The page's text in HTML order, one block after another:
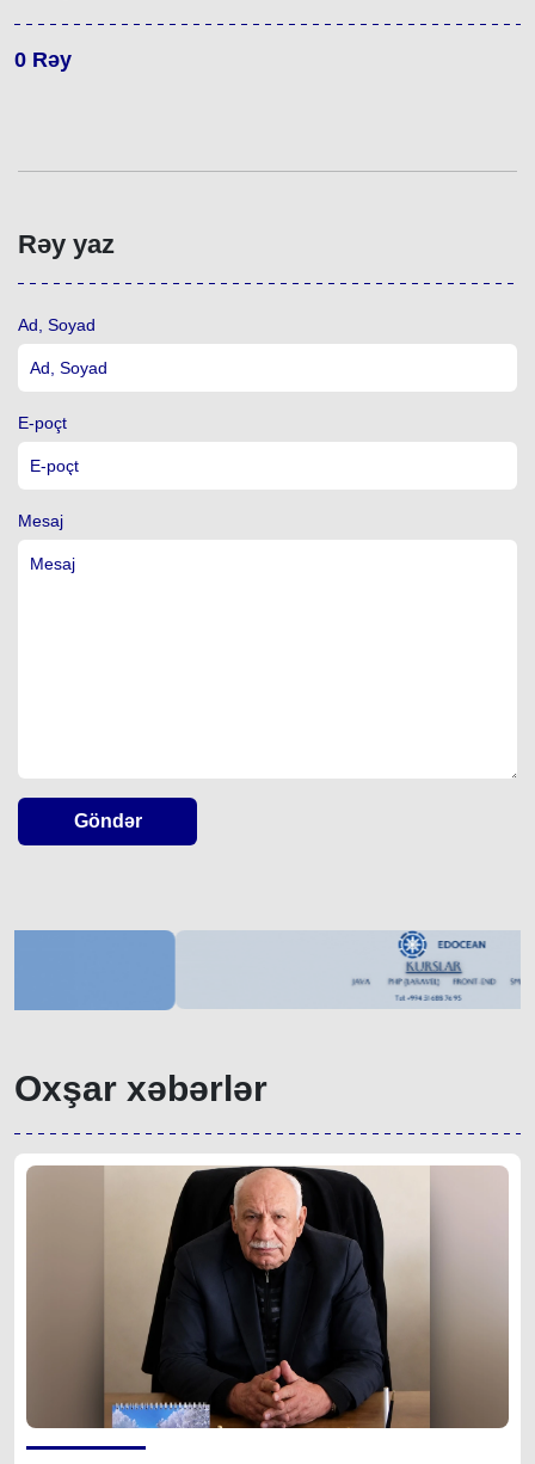
0 Rəy
Rəy yaz
Ad, Soyad
E-poçt
Mesaj
Göndər
Oxşar xəbərlər